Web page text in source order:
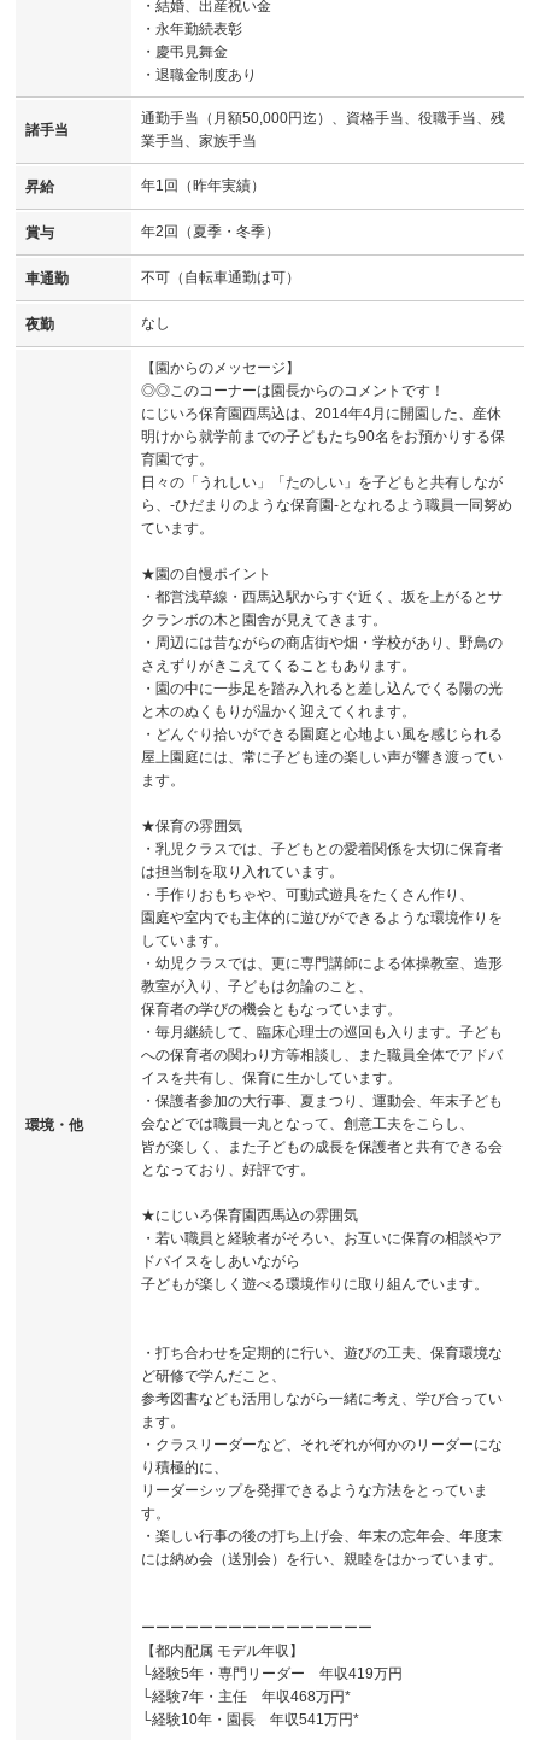
・結婚、出産祝い金
・永年勤続表彰
・慶弔見舞金
・退職金制度あり
諸手当
通勤手当（月額50,000円迄）、資格手当、役職手当、残
業手当、家族手当
昇給 年1回（昨年実績）
賞与 年2回（夏季・冬季）
車通勤 不可（自転車通勤は可）
夜勤 なし
環境・他
【園からのメッセージ】
◎◎このコーナーは園長からのコメントです！
にじいろ保育園西馬込は、2014年4月に開園した、産休
明けから就学前までの子どもたち90名をお預かりする保
育園です。
日々の「うれしい」「たのしい」を子どもと共有しなが
ら、-ひだまりのような保育園-となれるよう職員一同努め
ています。
★園の自慢ポイント
・都営浅草線・西馬込駅からすぐ近く、坂を上がるとサ
クランボの木と園舎が見えてきます。
・周辺には昔ながらの商店街や畑・学校があり、野鳥の
さえずりがきこえてくることもあります。
・園の中に一歩足を踏み入れると差し込んでくる陽の光
と木のぬくもりが温かく迎えてくれます。
・どんぐり拾いができる園庭と心地よい風を感じられる
屋上園庭には、常に子ども達の楽しい声が響き渡ってい
ます。
★保育の雰囲気
・乳児クラスでは、子どもとの愛着関係を大切に保育者
は担当制を取り入れています。
・手作りおもちゃや、可動式遊具をたくさん作り、
園庭や室内でも主体的に遊びができるような環境作りを
しています。
・幼児クラスでは、更に専門講師による体操教室、造形
教室が入り、子どもは勿論のこと、
保育者の学びの機会ともなっています。
・毎月継続して、臨床心理士の巡回も入ります。子ども
への保育者の関わり方等相談し、また職員全体でアドバ
イスを共有し、保育に生かしています。
・保護者参加の大行事、夏まつり、運動会、年末子ども
会などでは職員一丸となって、創意工夫をこらし、
皆が楽しく、また子どもの成長を保護者と共有できる会
となっており、好評です。
★にじいろ保育園西馬込の雰囲気
・若い職員と経験者がそろい、お互いに保育の相談やア
ドバイスをしあいながら
子どもが楽しく遊べる環境作りに取り組んでいます。
・打ち合わせを定期的に行い、遊びの工夫、保育環境な
ど研修で学んだこと、
参考図書なども活用しながら一緒に考え、学び合ってい
ます。
・クラスリーダーなど、それぞれが何かのリーダーにな
り積極的に、
リーダーシップを発揮できるような方法をとっていま
す。
・楽しい行事の後の打ち上げ会、年末の忘年会、年度末
には納め会（送別会）を行い、親睦をはかっています。
ーーーーーーーーーーーーーーーー
【都内配属 モデル年収】
└経験5年・専門リーダー 年収419万円
└経験7年・主任 年収468万円*
└経験10年・園長 年収541万円*